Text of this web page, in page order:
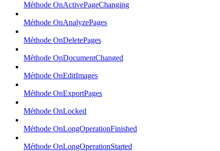
Méthode OnActivePageChanging
Méthode OnAnalyzePages
Méthode OnDeletePages
Méthode OnDocumentChanged
Méthode OnEditImages
Méthode OnExportPages
Méthode OnLocked
Méthode OnLongOperationFinished
Méthode OnLongOperationStarted